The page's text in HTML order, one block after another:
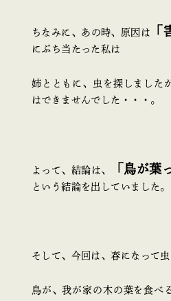
ちなみに、あの時、原因は 「
にぶち当たった私は
姉とともに、虫を探しました
はできませんでした・・・。
よって、結論は、 「鳥が葉
という結論を出していました。
そして、今回は、春になって虫
鳥が、我が家の木の葉を食べ